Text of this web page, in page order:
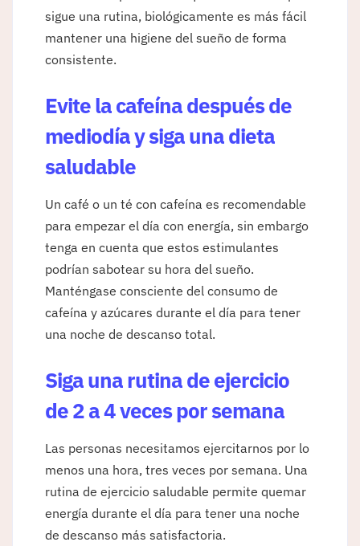
sigue una rutina, biológicamente es más fácil
mantener una higiene del sueño de forma
consistente.
Evite la cafeína después de
mediodía y siga una dieta
saludable
Un café o un té con cafeína es recomendable
para empezar el día con energía, sin embargo
tenga en cuenta que estos estimulantes
podrían sabotear su hora del sueño.
Manténgase consciente del consumo de
cafeína y azúcares durante el día para tener
una noche de descanso total.
Siga una rutina de ejercicio
de 2 a 4 veces por semana
Las personas necesitamos ejercitarnos por lo
menos una hora, tres veces por semana. Una
rutina de ejercicio saludable permite quemar
energía durante el día para tener una noche
de descanso más satisfactoria.